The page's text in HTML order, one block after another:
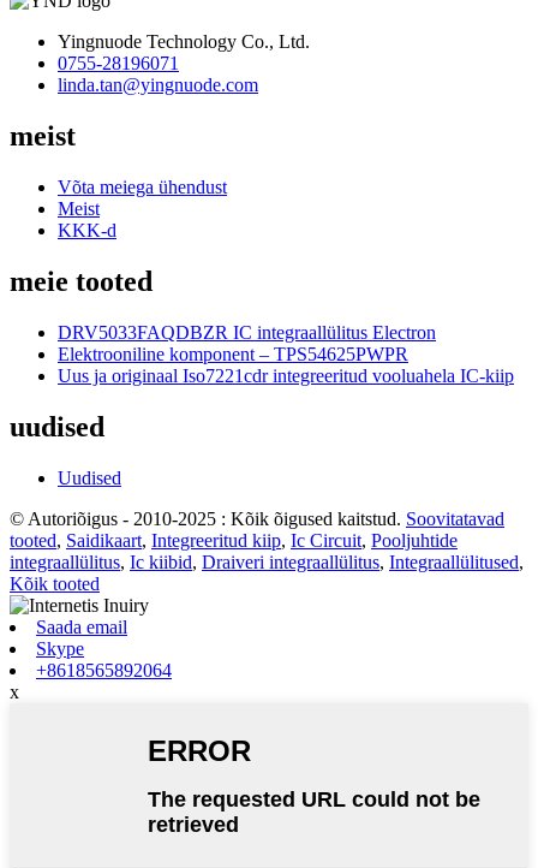
Yingnuode Technology Co., Ltd.
0755-28196071
linda.tan@yingnuode.com
meist
Võta meiega ühendust
Meist
KKK-d
meie tooted
DRV5033FAQDBZR IC integraallülitus Electron
Elektrooniline komponent – ​​TPS54625PWPR
Uus ja originaal Iso7221cdr integreeritud vooluahela IC-kiip
uudised
Uudised
© Autoriõigus - 2010-2025 : Kõik õigused kaitstud. Soovitatavad
tooted, Saidikaart, Integreeritud kiip, Ic Circuit, Pooljuhtide
integraallülitus, Ic kiibid, Draiveri integraallülitus, Integraallülitused,
Kõik tooted
Saada email
Skype
+8618565892064
x